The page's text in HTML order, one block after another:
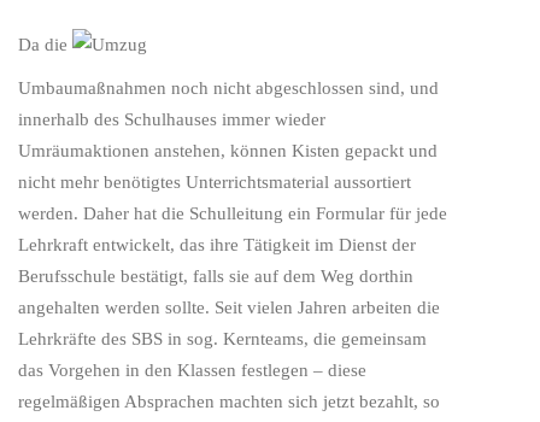
Da die
Umbaumaßnahmen noch nicht abgeschlossen sind, und
innerhalb des Schulhauses immer wieder
Umräumaktionen anstehen, können Kisten gepackt und
nicht mehr benötigtes Unterrichtsmaterial aussortiert
werden. Daher hat die Schulleitung ein Formular für jede
Lehrkraft entwickelt, das ihre Tätigkeit im Dienst der
Berufsschule bestätigt, falls sie auf dem Weg dorthin
angehalten werden sollte. Seit vielen Jahren arbeiten die
Lehrkräfte des SBS in sog. Kernteams, die gemeinsam
das Vorgehen in den Klassen festlegen – diese
regelmäßigen Absprachen machten sich jetzt bezahlt, so